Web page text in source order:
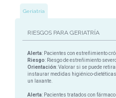
Geriatría
RIESGOS PARA GERIATRÍA
Alerta: Pacientes con estreñimiento
Riesgo: Riesgo de estreñimiento
Orientación: Valorar si se puede
instaurar medidas higiénico-
un laxante.
Alerta: Pacientes tratados con